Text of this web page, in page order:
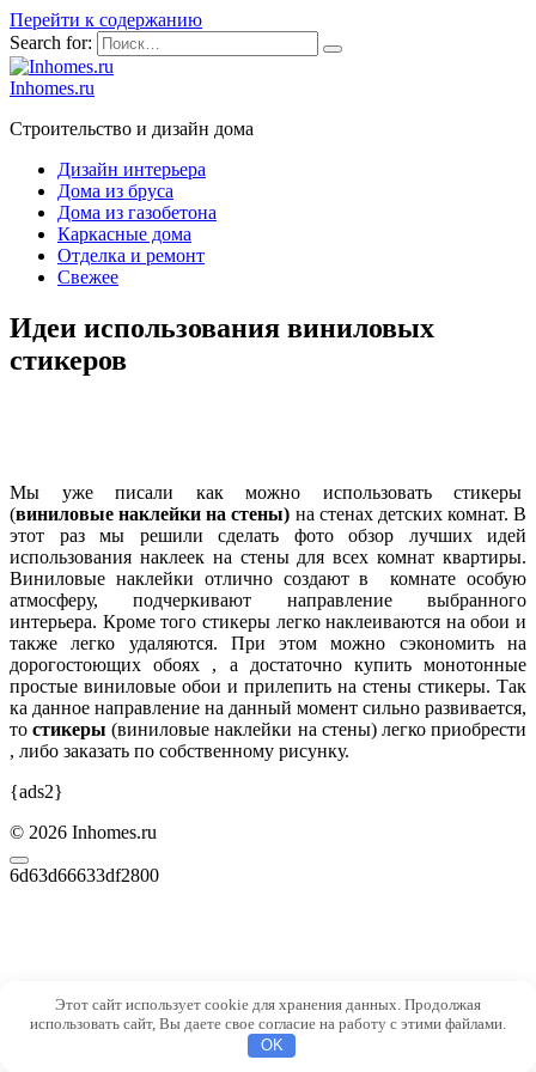
Перейти к содержанию
Search for:
Inhomes.ru
Строительство и дизайн дома
Дизайн интерьера
Дома из бруса
Дома из газобетона
Каркасные дома
Отделка и ремонт
Свежее
Идеи использования виниловых
стикеров
Мы уже писали как можно использовать стикеры
(виниловые наклейки на стены) на стенах детских комнат. В
этот раз мы решили сделать фото обзор лучших идей
использования наклеек на стены для всех комнат квартиры.
Виниловые наклейки отлично создают в комнате особую
атмосферу, подчеркивают направление выбранного
интерьера. Кроме того стикеры легко наклеиваются на обои и
также легко удаляются. При этом можно сэкономить на
дорогостоющих обоях , а достаточно купить монотонные
простые виниловые обои и прилепить на стены стикеры. Так
ка данное направление на данный момент сильно развивается,
тостикеры (виниловые наклейки на стены) легко приобрести
, либо заказать по собственному рисунку.
{ads2}
© 2026 Inhomes.ru
6d63d66633df2800
Этот сайт использует cookie для хранения данных. Продолжая
использовать сайт, Вы даете свое согласие на работу с этими файлами.
OK